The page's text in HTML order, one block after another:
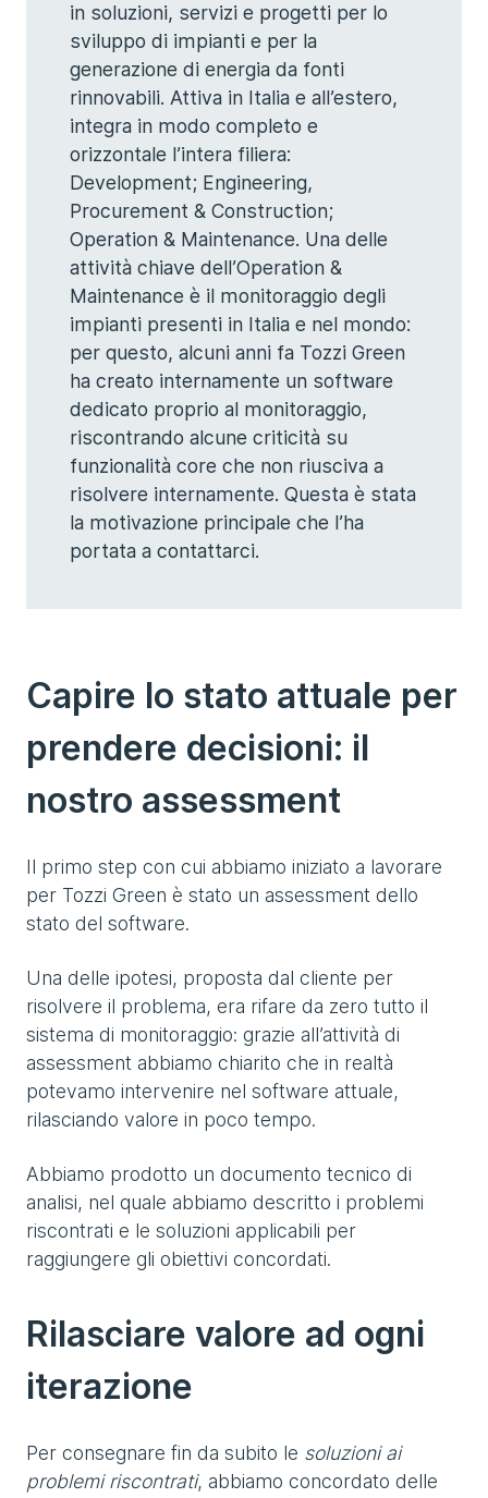
in soluzioni, servizi e progetti per lo
sviluppo di impianti e per la
generazione di energia da fonti
rinnovabili. Attiva in Italia e all’estero,
integra in modo completo e
orizzontale l’intera filiera:
Development; Engineering,
Procurement & Construction;
Operation & Maintenance. Una delle
attività chiave dell’Operation &
Maintenance è il monitoraggio degli
impianti presenti in Italia e nel mondo:
per questo, alcuni anni fa Tozzi Green
ha creato internamente un software
dedicato proprio al monitoraggio,
riscontrando alcune criticità su
funzionalità core che non riusciva a
risolvere internamente. Questa è stata
la motivazione principale che l’ha
portata a contattarci.
Capire lo stato attuale per
prendere decisioni: il
nostro assessment
Il primo step con cui abbiamo iniziato a lavorare
per Tozzi Green è stato un assessment dello
stato del software.
Una delle ipotesi, proposta dal cliente per
risolvere il problema, era rifare da zero tutto il
sistema di monitoraggio: grazie all’attività di
assessment abbiamo chiarito che in realtà
potevamo intervenire nel software attuale,
rilasciando valore in poco tempo.
Abbiamo prodotto un documento tecnico di
analisi, nel quale abbiamo descritto i problemi
riscontrati e le soluzioni applicabili per
raggiungere gli obiettivi concordati.
Rilasciare valore ad ogni
iterazione
Per consegnare fin da subito le soluzioni ai
problemi riscontrati, abbiamo concordato delle